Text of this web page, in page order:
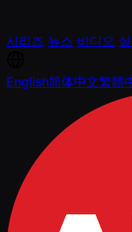
시리즈 뉴스 비디오
English简体中文繁體